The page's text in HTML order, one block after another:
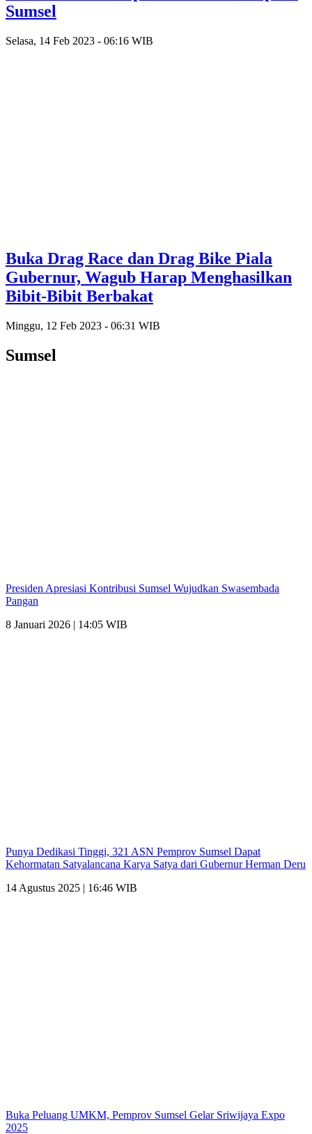
Sumsel
Selasa, 14 Feb 2023 - 06:16 WIB
Buka Drag Race dan Drag Bike Piala
Gubernur, Wagub Harap Menghasilkan
Bibit-Bibit Berbakat
Minggu, 12 Feb 2023 - 06:31 WIB
Sumsel
Presiden Apresiasi Kontribusi Sumsel Wujudkan Swasembada
Pangan
8 Januari 2026 | 14:05 WIB
Punya Dedikasi Tinggi, 321 ASN Pemprov Sumsel Dapat
Kehormatan Satyalancana Karya Satya dari Gubernur Herman Deru
14 Agustus 2025 | 16:46 WIB
Buka Peluang UMKM, Pemprov Sumsel Gelar Sriwijaya Expo
2025